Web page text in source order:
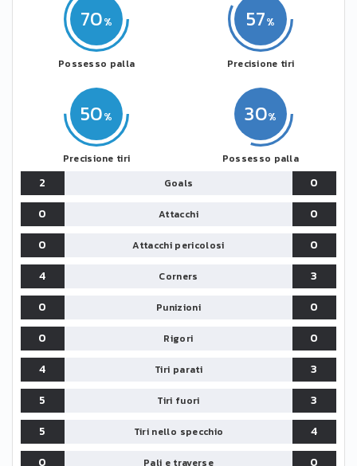
70
Possesso palla
50
Precisione tiri
30
Possesso palla
57
Precisione tiri
2 Goals
0
0
Attacchi
0
0
Attacchi pericolosi
0
4
Corners
3
0
Punizioni
0
0
Rigori
0
4
Tiri parati
3
5
Tiri fuori
3
5
Tiri nello specchio
4
0
Pali e traverse 0